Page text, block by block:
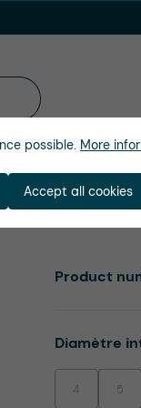
Select
Diamètre
4(This option is
5
Product
possible. More
Accept all cookies